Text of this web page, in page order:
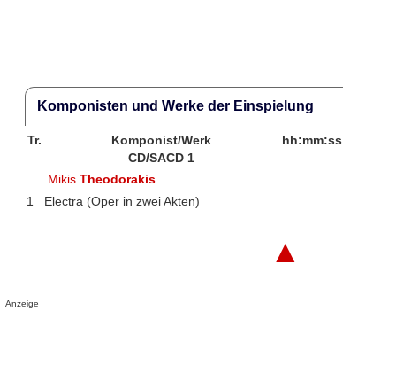
Komponisten und Werke der Einspielung
Tr. Komponist/Werk
hh:mm:ss
CD/SACD 1
MikisTheodorakis
1
Electra (Oper in zwei Akten)
▲
Anzeige